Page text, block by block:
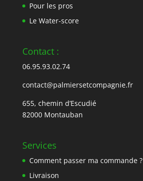
Pour les pros
Le Water-score
Contact :
06.95.93.02.74
contact@palmiersetcompagnie.fr
655, chemin d’Escudié
82000 Montauban
Services
Comment passer ma commande ?
Livraison